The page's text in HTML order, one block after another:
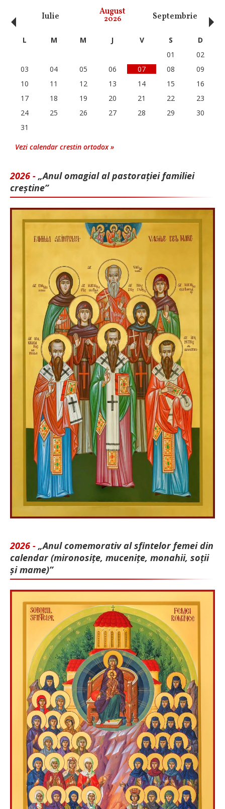
Iulie August
2026 Septembrie
‹ L M M J V S
D
01
02
03
04 05 06 07 08
09
10
11 12 13 14 15
16
17
18 19 20 21 22
23
24
25 26 27 28 29
30
31
Vezi calendar crestin ortodox »
2026 - „Anul omagial al pastorației familiei
creștine”
2026 - „Anul comemorativ al sfintelor femei din
calendar (mironosițe, mu­cenițe, monahii, soții
și mame)”